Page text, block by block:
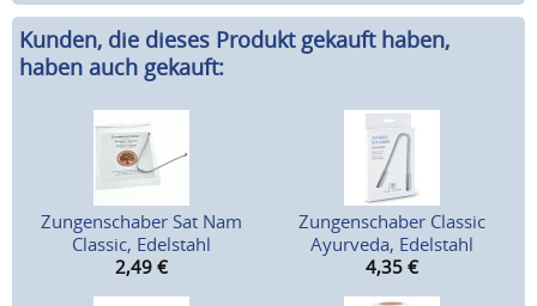
Kunden, die dieses Produkt gekauft haben,
haben auch gekauft:
Zungenschaber Sat Nam
Classic, Edelstahl
2,49 €
Zungenschaber Classic
Ayurveda, Edelstahl
4,35 €